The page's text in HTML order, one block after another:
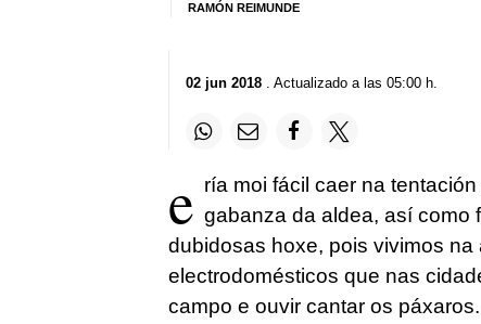
RAMÓN REIMUNDE
02 jun 2018. Actualizado a las 05:00 h.
e ría moi fácil caer na
gabanza da aldea, así como
dubidosas hoxe, pois vivimos
electrodomésticos que nas
campo e ouvir cantar os